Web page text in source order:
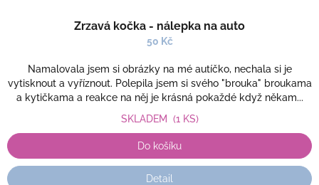
Zrzavá kočka - nálepka na auto
50 Kč
Namalovala jsem si obrázky na mé autíčko, nechala si je
vytisknout a vyříznout. Polepila jsem si svého "brouka" broukama
a kytičkama a reakce na něj je krásná pokaždé když někam...
SKLADEM (1 KS)
Do košíku
Detail